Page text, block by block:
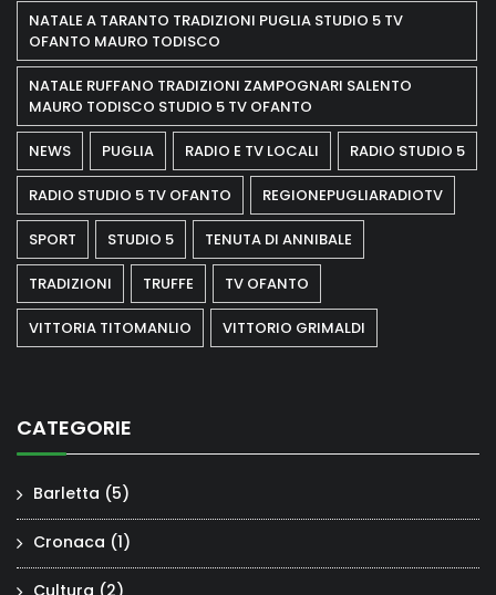
NATALE A TARANTO TRADIZIONI PUGLIA STUDIO 5 TV
OFANTO MAURO TODISCO
NATALE RUFFANO TRADIZIONI ZAMPOGNARI SALENTO
MAURO TODISCO STUDIO 5 TV OFANTO
NEWS PUGLIA RADIO E TV LOCALI RADIO STUDIO 5
RADIO STUDIO 5 TV OFANTO REGIONEPUGLIARADIOTV
SPORT STUDIO 5 TENUTA DI ANNIBALE
TRADIZIONI TRUFFE TV OFANTO
VITTORIA TITOMANLIO VITTORIO GRIMALDI
CATEGORIE
Barletta (5)
Cronaca (1)